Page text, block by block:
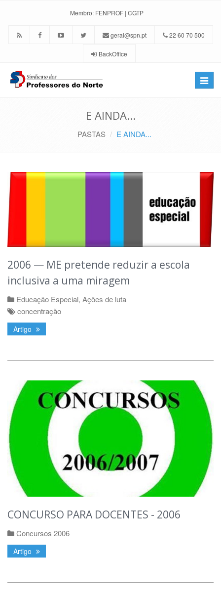
Membro: FENPROF | CGTP
geral@spn.pt 22 60 70 500
BackOffice
Toggle
E AINDA...
PASTAS E AINDA...
2006 — ME pretende reduzir a escola
inclusiva a uma miragem
Educação Especial, Ações de luta
concentração
Artigo
CONCURSO PARA DOCENTES - 2006
Concursos 2006
Artigo